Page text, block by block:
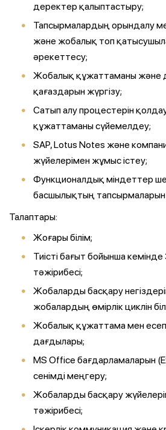
деректер қалыптастыру;
Тапсырмалардың орындалу
және жобалық топ
әрекеттесу;
Жобалық құжаттаманы және
қағаздарын жүргізу;
Сатып алу процестерін
құжаттаманы сүйемелдеу;
SAP, Lotus Notes және
жүйелерімен жұмыс істеу;
Функционалдық міндеттер
басшылықтың
Талаптары:
Жоғары білім;
Тиісті бағыт бойынша
тәжірибесі;
Жобаларды басқару
жобалардың өмірлік циклін
Жобалық құжаттама мен
дағдылары;
MS Office бағдарламаларын
сенімді меңгеру;
Жобаларды басқару
тәжірибесі;